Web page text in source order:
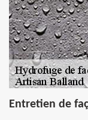
Entretien de